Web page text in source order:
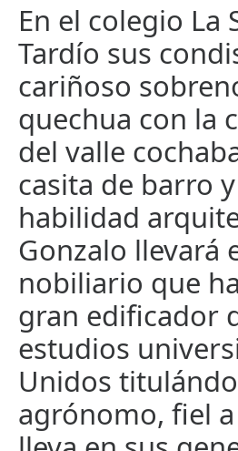
En el colegio La
Tardío sus
cariñoso
quechua con la
del valle
casita de barro
habilidad
Gonzalo llevará
nobiliario que
gran edificador
estudios
Unidos
agrónomo, fiel